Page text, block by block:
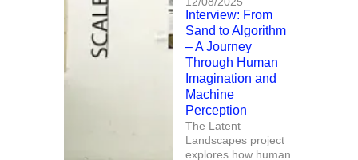
Interview: From
Sand to Algorithm
– A Journey
Through Human
Imagination and
Machine
Perception
The Latent
Landscapes project
explores how human